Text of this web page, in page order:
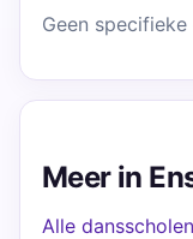
Geen
Meer in
Alle